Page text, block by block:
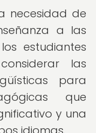
necesidad de
a las
estudiantes
las
para
que
y una